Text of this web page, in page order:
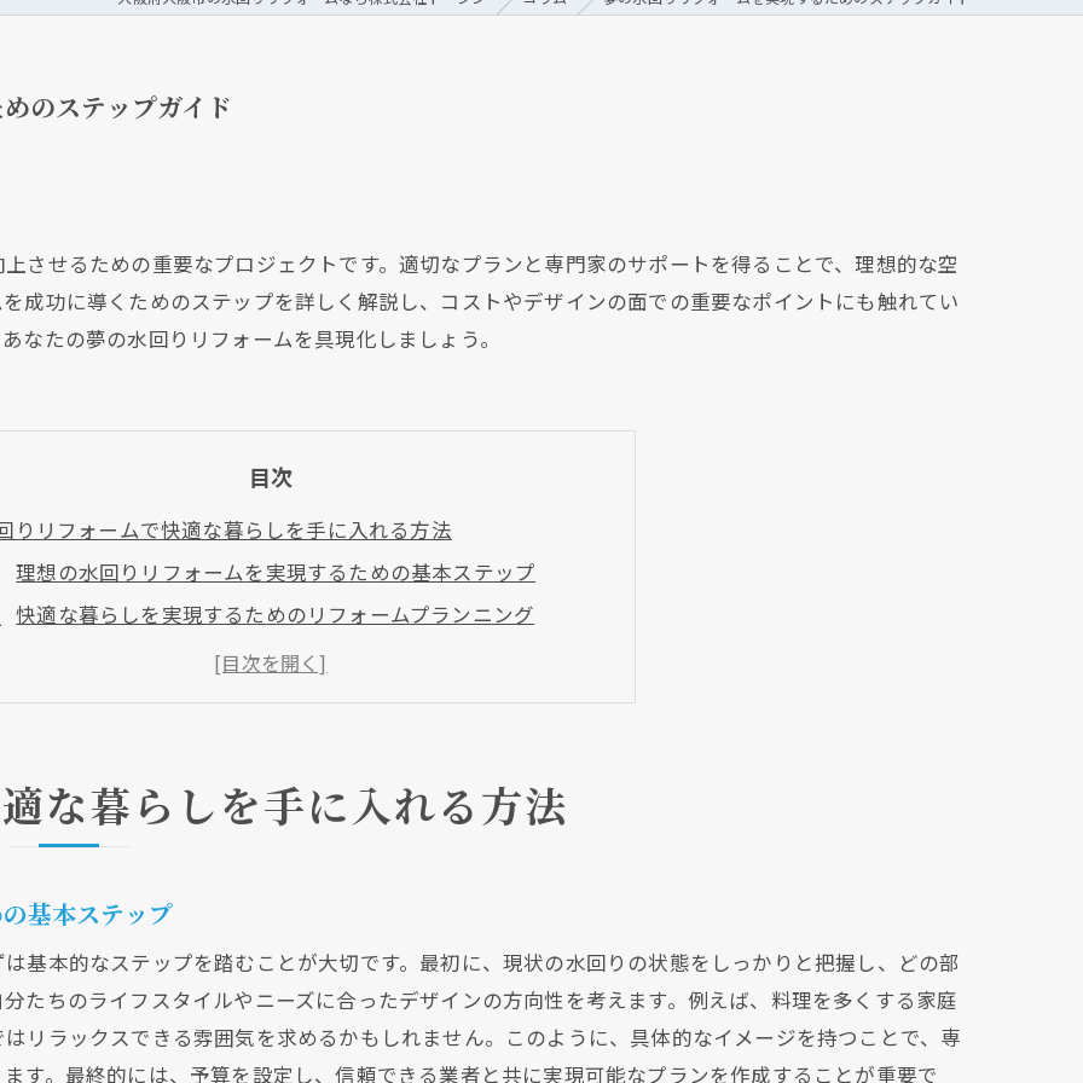
のステップガイド
させるための重要なプロジェクトです。適切なプランと専門家のサポートを得ることで、理想的な空
成功に導くためのステップを詳しく解説し、コストやデザインの面での重要なポイントにも触れてい
なたの夢の水回りリフォームを具現化しましょう。
目次
りリフォームで快適な暮らしを手に入れる方法
理想の水回りリフォームを実現するための基本ステップ
快適な暮らしを実現するためのリフォームプランニング
水回りリフォームによる生活改善の具体例
水回りリフォームで家族全員が満足する空間作り
水回りリフォームの最新トレンドを知る
水回りリフォームを成功させるためのプランニング秘訣
理想のリフォームを実現するための予算設定方法
デザインと機能性のバランスを取る秘訣
成功するリフォームに必要な専門家の選び方
プランニング段階で考慮すべき法律と規制
な暮らしを手に入れる方法
基本ステップ
基本的なステップを踏むことが大切です。最初に、現状の水回りの状態をしっかりと把握し、どの部
たちのライフスタイルやニーズに合ったデザインの方向性を考えます。例えば、料理を多くする家庭
リラックスできる雰囲気を求めるかもしれません。このように、具体的なイメージを持つことで、専
す。最終的には、予算を設定し、信頼できる業者と共に実現可能なプランを作成することが重要で